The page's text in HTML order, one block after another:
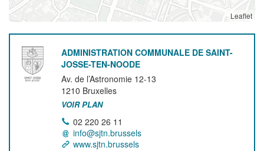
Leaflet
ADMINISTRATION COMMUNALE DE SAINT-
JOSSE-TEN-NOODE
Av. de l’Astronomie 12-13
1210 Bruxelles
VOIR PLAN
02 220 26 11
info@sjtn.brussels
www.sjtn.brussels